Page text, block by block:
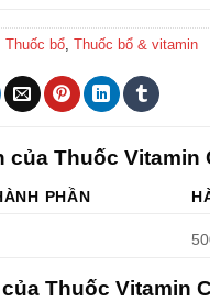
Thuốc bổ Thuốc bổ & vitamin
của Thuốc Vitamin
PHẦN
Thuốc Vitamin